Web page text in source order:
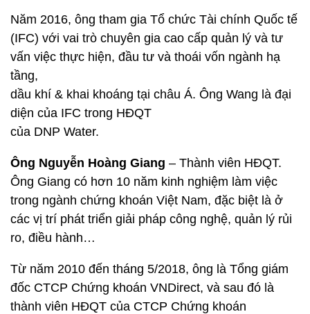
Năm 2016, ông tham gia Tổ chức Tài chính Quốc tế
(IFC) với vai trò chuyên gia cao cấp quản lý và tư
vấn việc thực hiện, đầu tư và thoái vốn ngành hạ
tầng,
dầu khí & khai khoáng tại châu Á. Ông Wang là đại
diện của IFC trong HĐQT
của DNP Water.
Ông Nguyễn Hoàng Giang – Thành viên HĐQT.
Ông Giang có hơn 10 năm kinh nghiệm làm việc
trong ngành chứng khoán Việt Nam, đặc biệt là ở
các vị trí phát triển giải pháp công nghệ, quản lý rủi
ro, điều hành…
Từ năm 2010 đến tháng 5/2018, ông là Tổng giám
đốc CTCP Chứng khoán VNDirect, và sau đó là
thành viên HĐQT của CTCP Chứng khoán